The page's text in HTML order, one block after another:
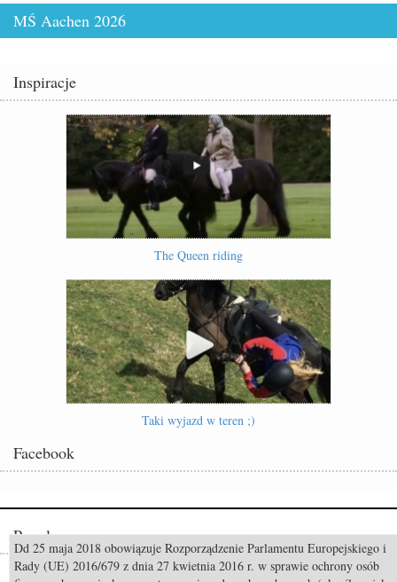
MŚ Aachen 2026
Inspiracje
The Queen riding
Taki wyjazd w teren ;)
Facebook
Popularne
Odszedł Monty Roberts – człowiek, który nauczył świat słuchać koni
Dd 25 maja 2018 obowiązuje Rozporządzenie Parlamentu Europejskiego i
Rady (UE) 2016/679 z dnia 27 kwietnia 2016 r. w sprawie ochrony osób